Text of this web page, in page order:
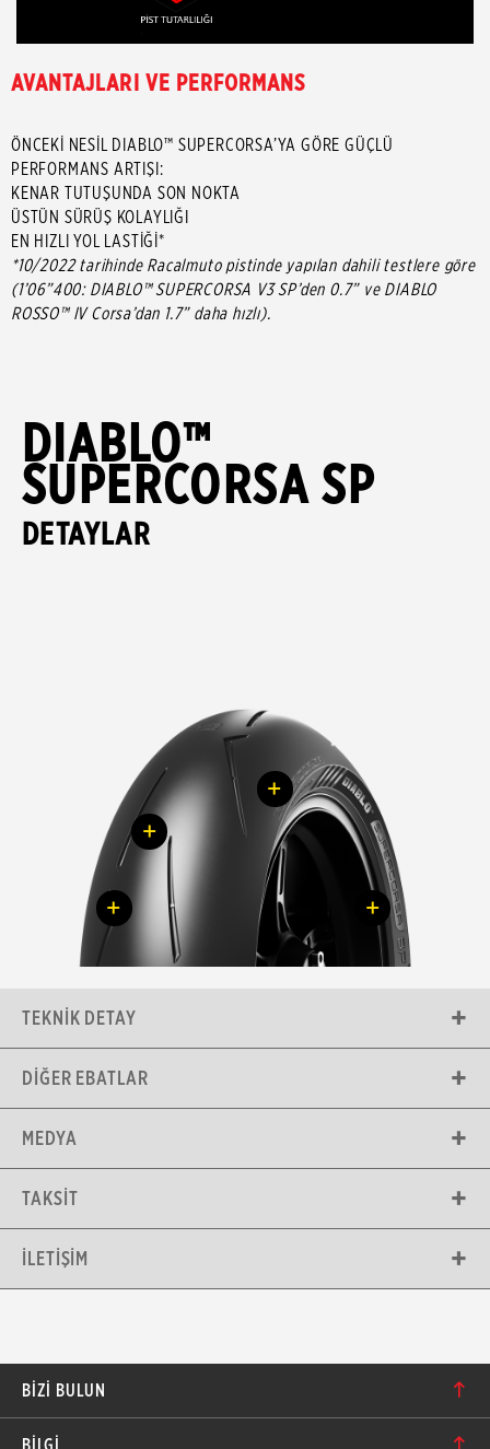
AVANTAJLARI VE PERFORMANS
ÖNCEKİ NESİL DIABLO™ SUPERCORSA’YA GÖRE GÜÇLÜ
PERFORMANS ARTIŞI:
KENAR TUTUŞUNDA SON NOKTA
ÜSTÜN SÜRÜŞ KOLAYLIĞI
EN HIZLI YOL LASTİĞİ*
*10/2022 tarihinde Racalmuto pistinde yapılan dahili testlere göre
(1’06”400: DIABLO™ SUPERCORSA V3 SP’den 0.7” ve DIABLO
ROSSO™ IV Corsa’dan 1.7” daha hızlı).
DIABLO™
SUPERCORSA SP
DETAYLAR
+
+
+
+
TEKNIK DETAY
DIĞER EBATLAR
MEDYA
TAKSIT
İLETIŞIM
BIZI BULUN